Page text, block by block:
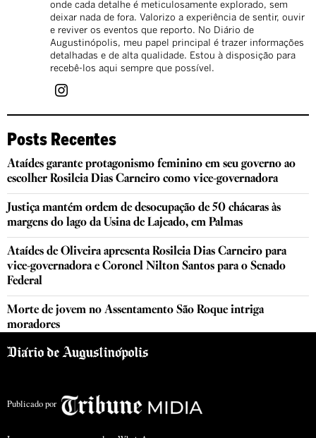
onde cada detalhe é meticulosamente explorado, sem
deixar nada de fora. Valorizo a experiência de sentir, ouvir
e reviver os eventos que reporto. No Diário de
Augustinópolis, meu papel principal é trazer informações
detalhadas e de alta qualidade. Estou à disposição para
recebê-los aqui sempre que possível.
Posts Recentes
Ataídes garante protagonismo feminino em seu governo ao
escolher Rosileia Dias Carneiro como vice-governadora
Justiça mantém ordem de desocupação de 50 chácaras às
margens do lago da Usina de Lajeado, em Palmas
Ataídes de Oliveira apresenta Rosileia Dias Carneiro para
vice-governadora e Coronel Nilton Santos para o Senado
Federal
Morte de jovem no Assentamento São Roque intriga
moradores
Publicado por